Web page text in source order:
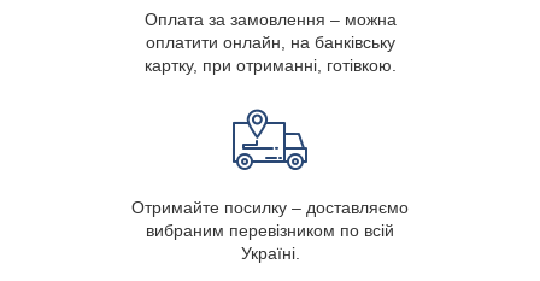
Оплата за замовлення – можна
оплатити онлайн, на банківську
картку, при отриманні, готівкою.
Отримайте посилку – доставляємо
вибраним перевізником по всій
Україні.